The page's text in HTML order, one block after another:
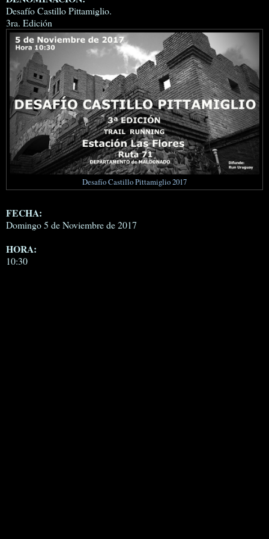
Desafío Castillo Pittamiglio.
3ra. Edición
Desafío Castillo Pittamiglio 2017
FECHA:
Domingo 5 de Noviembre de 2017
HORA:
10:30